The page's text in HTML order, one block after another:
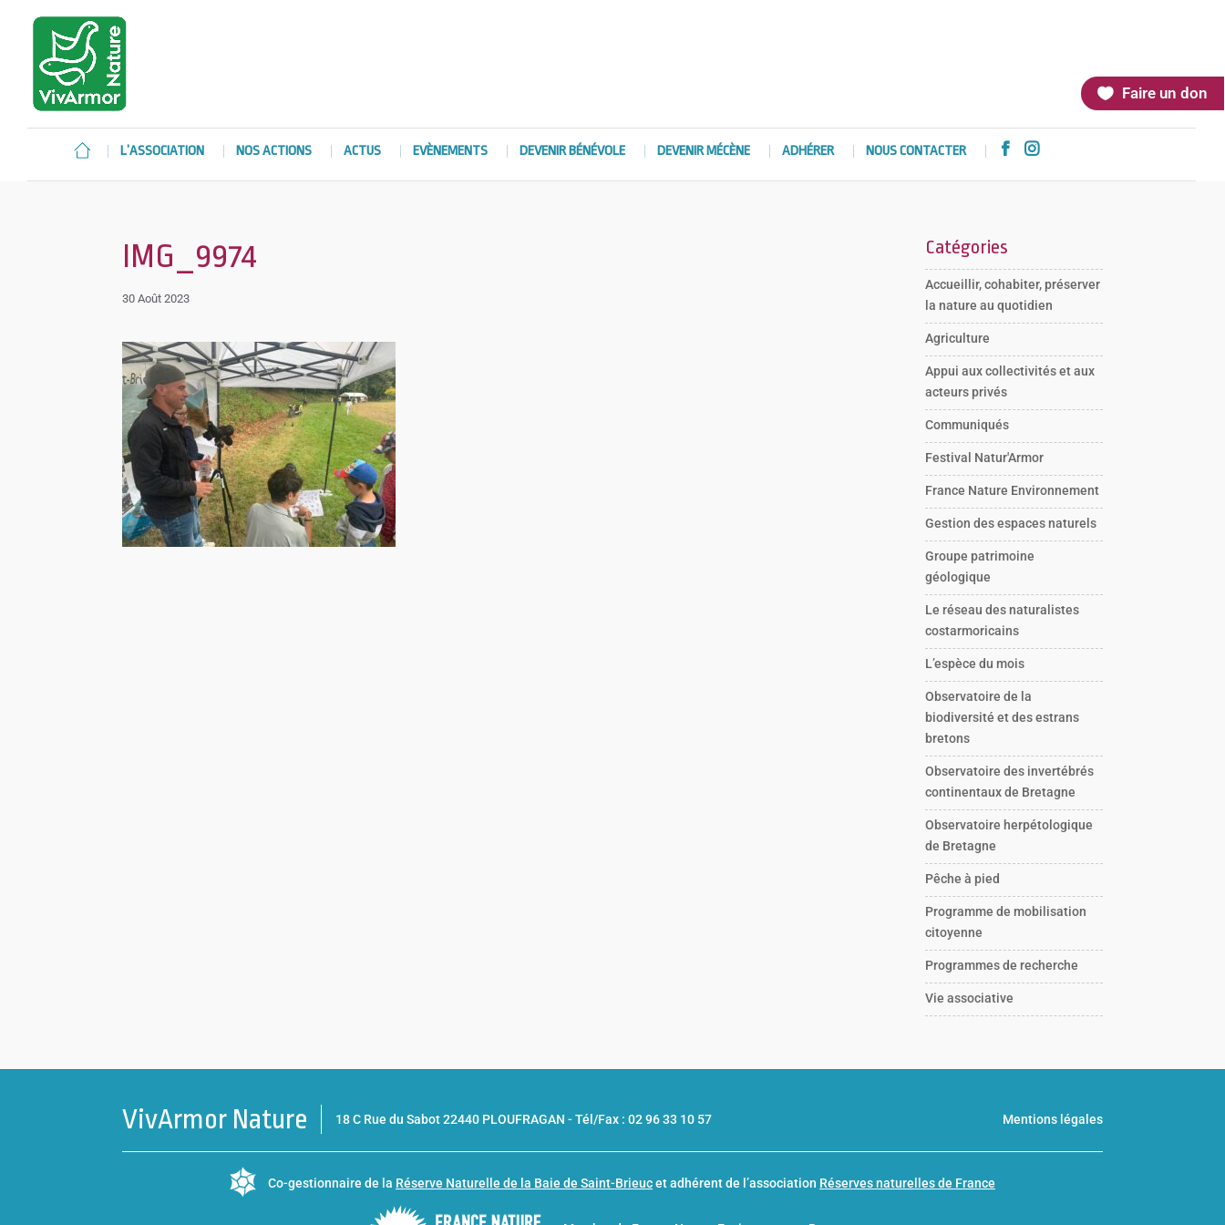
Faire un don
L’ASSOCIATION NOS ACTIONS ACTUS EVÈNEMENTS DEVENIR BÉNÉVOLE DEVENIR MÉCÈNE ADHÉRER NOUS CONTACTER  
IMG_9974
30 Août 2023
Catégories
Accueillir, cohabiter, préserver
la nature au quotidien
Agriculture
Appui aux collectivités et aux
acteurs privés
Communiqués
Festival Natur'Armor
France Nature Environnement
Gestion des espaces naturels
Groupe patrimoine
géologique
Le réseau des naturalistes
costarmoricains
L’espèce du mois
Observatoire de la
biodiversité et des estrans
bretons
Observatoire des invertébrés
continentaux de Bretagne
Observatoire herpétologique
de Bretagne
Pêche à pied
Programme de mobilisation
citoyenne
Programmes de recherche
Vie associative
VivArmor Nature 18 C Rue du Sabot 22440 PLOUFRAGAN -Tél/Fax : 02 96 33 10 57 Mentions légales
Co-gestionnaire de la Réserve Naturelle de la Baie de Saint-Brieucet adhérent de l’association Réserves naturelles de France